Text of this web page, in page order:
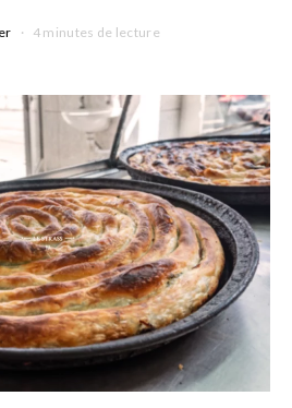
4 minutes de lecture